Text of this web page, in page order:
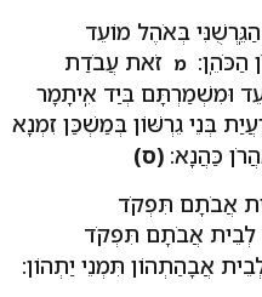
בְּאֹהֶל מוֹעֵד
הַכֹּהֵֽן: מ זֹאת עֲבֹדַת
וּמִשְׁמַרְתָּם בְּיַד אִֽיתָמָר
בְּנֵי גֵרְשּׁוֹן בְּמַשְׁכַּן זִמְנָא
כַּהֲנָא: (ס)
אֲבֹתָם תִּפְקֹד
לְבֵית אֲבֹתָם תִּפְקֹד
אֲבָהַתְהוֹן תִּמְנֵי יַתְהוֹן: